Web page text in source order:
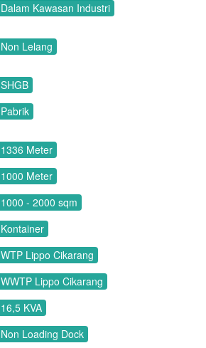
Dalam Kawasan Industri
Non Lelang
SHGB
Pabrik
1336 Meter
1000 Meter
1000 - 2000 sqm
Kontainer
WTP Lippo Cikarang
WWTP Lippo Cikarang
16,5 KVA
Non Loading Dock